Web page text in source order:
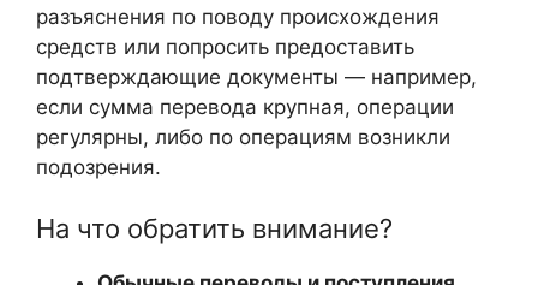
разъяснения по поводу происхождения
средств или попросить предоставить
подтверждающие документы — например,
если сумма перевода крупная, операции
регулярны, либо по операциям возникли
подозрения.
На что обратить внимание?